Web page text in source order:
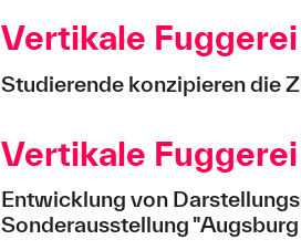
Vertikale
Studierende konzipieren die
Vertikale Fuggerei
Entwicklung von
Sonderausstellung